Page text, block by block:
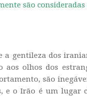
são
a gentileza dos
olhos dos
são
e o Irão é um lugar